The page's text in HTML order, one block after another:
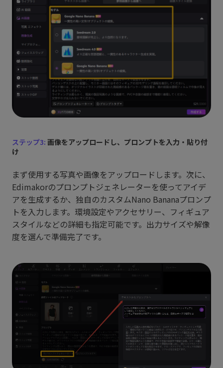
ステップ3: 画像をアップロードし、プロンプトを入力・貼り付
け
まず使用する写真や画像をアップロードします。次に、
Edimakorのプロンプトジェネレーターを使ってアイデ
アを生成するか、独自のカスタムNano Bananaプロンプ
トを入力します。環境設定やアクセサリー、フィギュア
スタイルなどの詳細も指定可能です。出力サイズや解像
度を選んで準備完了です。